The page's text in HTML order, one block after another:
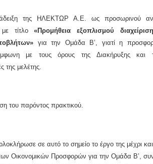
της ΗΛΕΚΤΩΡ Α.Ε. ως προσωρινού
με τίτλο«Προμήθεια εξοπλισμού
για την Ομάδα Β’, γιατί η
με τους όρους της Διακήρυξης και
της μελέτης.
του παρόντος πρακτικού.
σε αυτό το σημείο το έργο της μέχρι
Οικονομικών Προσφορών για την Ομάδα Β’,